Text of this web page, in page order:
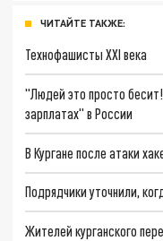
ЧИТАЙТЕ ТАКЖЕ:
Технофашисты XXI века
"Людей это просто
зарплатах" в России
В Кургане после атаки
Подрядчики уточнили,
Жителей курганского